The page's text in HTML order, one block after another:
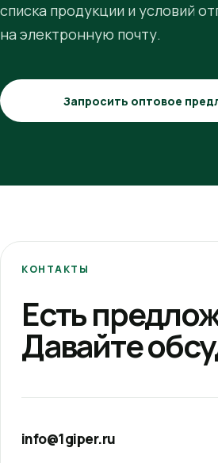
списка продукции и условий
на электронную почту.
Запросить оптовое
КОНТАКТЫ
Есть
Давайте
info@1giper.ru